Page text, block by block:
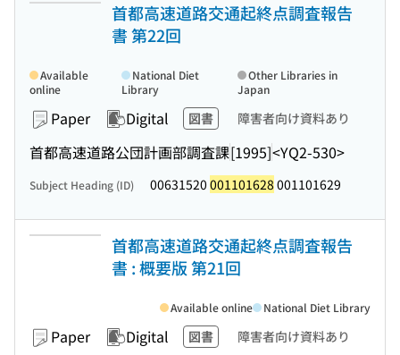
首都高速道路交通起終点調査報告
書 第22回
Paper Digital 図書 障害者向け資料あり
首都高速道路公団計画部調査課[1995]<YQ2-530>
Available
online
National Diet
Library
Other Libraries in
Japan
Subject Heading (ID) 00631520 001101628 001101629
首都高速道路交通起終点調査報告
書 : 概要版 第21回
Paper Digital 図書 障害者向け資料あり
Available online National Diet Library